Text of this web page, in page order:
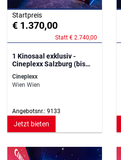
Startpreis
€ 1.370,00
Statt € 2.740,00
1 Kinosaal exklusiv -
Cineplexx Salzburg (bis
275 Personen)
Cineplexx
Wien Wien
Angebotsnr.: 9133
Jetzt bieten